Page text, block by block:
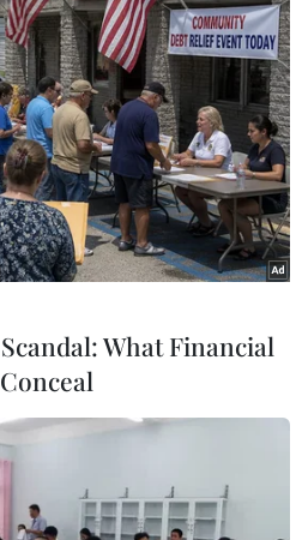
hành hương về thánh
What Financial